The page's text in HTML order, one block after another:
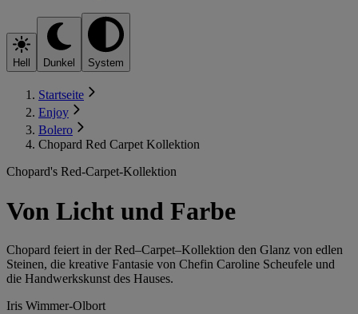
Hell Dunkel System
Startseite
Enjoy
Bolero
Chopard Red Carpet Kollektion
Chopard's Red-Carpet-Kollektion
Von Licht und Farbe
Chopard feiert in der Red–Carpet–Kollektion den Glanz von edlen
Steinen, die kreative Fantasie von Chefin Caroline Scheufele und
die Handwerkskunst des Hauses.
Iris Wimmer-Olbort